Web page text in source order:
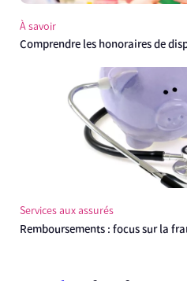
À savoir
Comprendre les honoraires de
Services aux assurés
Remboursements : focus sur la